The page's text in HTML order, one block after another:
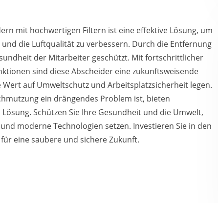
mit hochwertigen Filtern ist eine effektive Lösung, um
die Luftqualität zu verbessern. Durch die Entfernung
der Mitarbeiter geschützt. Mit fortschrittlicher
sind diese Abscheider eine zukunftsweisende
auf Umweltschutz und Arbeitsplatzsicherheit legen.
ein drängendes Problem ist, bieten
Schützen Sie Ihre Gesundheit und die Umwelt,
moderne Technologien setzen. Investieren Sie in den
eine saubere und sichere Zukunft.